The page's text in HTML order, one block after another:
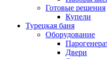
Готовые решения
Купели
Турецкая баня
Оборудование
Двери